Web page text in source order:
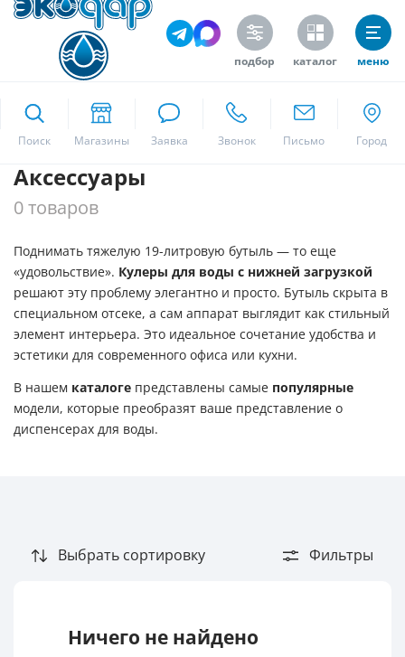
подбор каталог меню
Поиск
Аксессуары
0 товаров
Поднимать тяжелую 19-литровую бутыль — то еще
«удовольствие». Кулеры для воды с нижней загрузкой
решают эту проблему элегантно и просто. Бутыль скрыта в
специальном отсеке, а сам аппарат выглядит как стильный
элемент интерьера. Это идеальное сочетание удобства и
эстетики для современного офиса или кухни.
В нашем каталоге представлены самые популярные
модели, которые преобразят ваше представление о
диспенсерах для воды.
Выбрать сортировку Фильтры
Ничего не найдено